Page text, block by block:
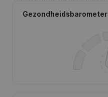
Gezondheidsbarometer